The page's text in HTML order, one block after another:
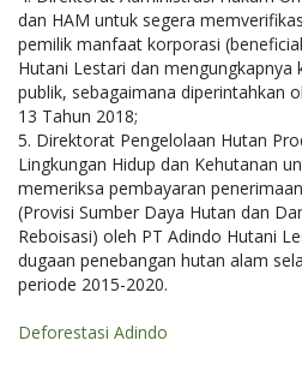
dan HAM untuk segera
pemilik manfaat korporasi
Hutani Lestari dan mengungkapnya
publik, sebagaimana diperintahkan
13 Tahun 2018;
5. Direktorat Pengelolaan Hutan
Lingkungan Hidup dan Kehutanan
memeriksa pembayaran
(Provisi Sumber Daya Hutan dan
Reboisasi) oleh PT Adindo Hutani
dugaan penebangan hutan alam
periode 2015-2020.
Deforestasi Adindo